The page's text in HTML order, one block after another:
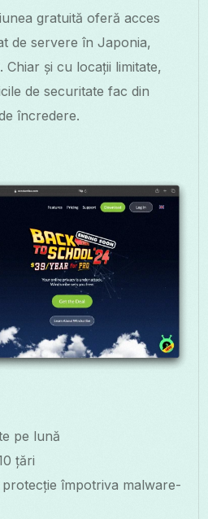
gratuită oferă acces
de servere în Japonia,
Chiar și cu locații limitate,
de securitate fac din
încredere.
pe lună
țări
împotriva malware-